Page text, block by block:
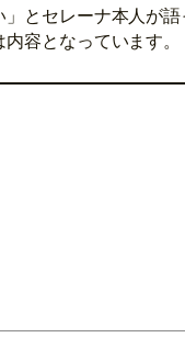
とセレーナ本人が語
容となっています。